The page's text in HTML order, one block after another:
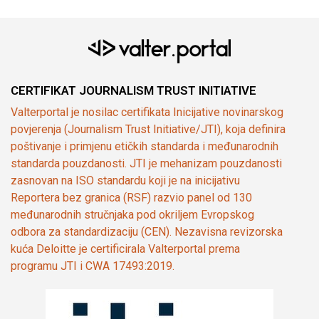
CERTIFIKAT JOURNALISM TRUST INITIATIVE
Valterportal je nosilac certifikata Inicijative novinarskog
povjerenja (Journalism Trust Initiative/JTI), koja definira
poštivanje i primjenu etičkih standarda i međunarodnih
standarda pouzdanosti. JTI je mehanizam pouzdanosti
zasnovan na ISO standardu koji je na inicijativu
Reportera bez granica (RSF) razvio panel od 130
međunarodnih stručnjaka pod okriljem Evropskog
odbora za standardizaciju (CEN). Nezavisna revizorska
kuća Deloitte je certificirala Valterportal prema
programu JTI i CWA 17493:2019.